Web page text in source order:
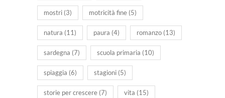
mostri (3) motricità fine (5)
natura (11) paura (4) romanzo (13)
sardegna (7) scuola primaria (10)
spiaggia (6) stagioni (5)
storie per crescere (7) vita (15)